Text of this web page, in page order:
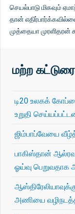
செயல்பாடு மிகவும்
தான்
முத்தையா முரளிதரன்
மற்ற
டி20 உலகக்
உறுதி
ஜிம்பாப்வேயை
பாகிஸ்தான்
ஓய்வு பெறுவதாக
அணியை